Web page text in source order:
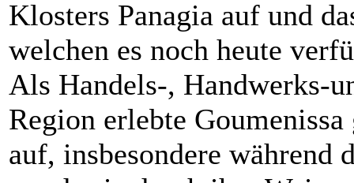
Klosters Panagia auf und
welchen es noch heute
Als Handels-, Handwerks-
Region erlebte
auf, insbesondere während